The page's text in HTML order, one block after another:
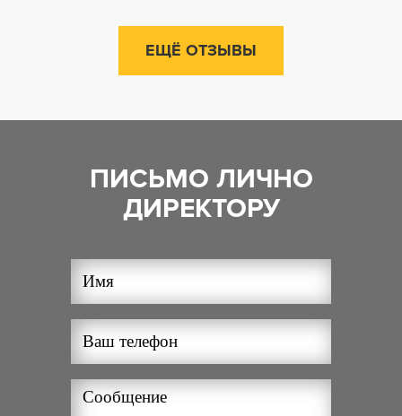
ЕЩЁ ОТЗЫВЫ
ПИСЬМО ЛИЧНО
ДИРЕКТОРУ